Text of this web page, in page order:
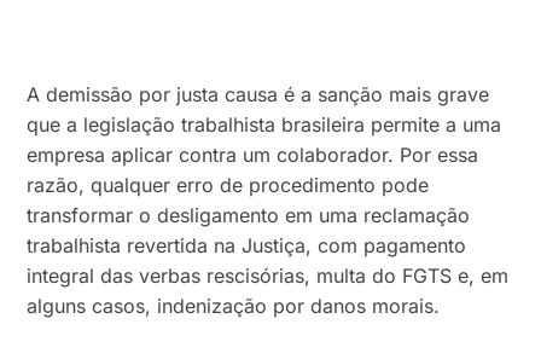
A demissão por justa causa é a sanção mais grave
que a legislação trabalhista brasileira permite a uma
empresa aplicar contra um colaborador. Por essa
razão, qualquer erro de procedimento pode
transformar o desligamento em uma reclamação
trabalhista revertida na Justiça, com pagamento
integral das verbas rescisórias, multa do FGTS e, em
alguns casos, indenização por danos morais.